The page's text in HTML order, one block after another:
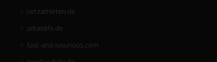
netzathleten.de
urbanlife.de
fast-and-luxurious.com